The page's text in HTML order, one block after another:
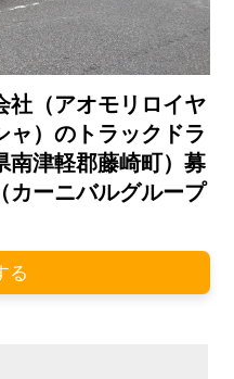
社（アオモリロイヤ
ャ）のトラックドラ
南津軽郡藤崎町）募
カーニバルグループ
る